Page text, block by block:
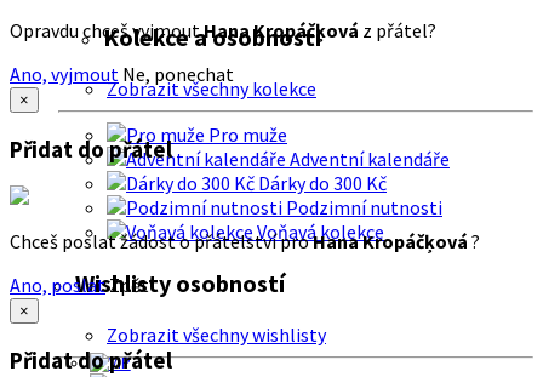
Kolekce a osobnosti
Zobrazit všechny kolekce
Pro muže
Adventní kalendáře
Dárky do 300 Kč
Podzimní nutnosti
Voňavá kolekce
Wishlisty osobností
Zobrazit všechny wishlisty
Opravdu chceš vyjmoutHana Kropáčķová z přátel?
Ano, vyjmout Ne, ponechat
×
Přidat do přátel
Chceš poslat žádost o přátelství proHana Kropáčķová ?
Ano, poslatZpět
×
Přidat do přátel